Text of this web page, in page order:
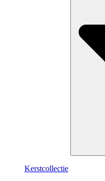
Kerstcollectie